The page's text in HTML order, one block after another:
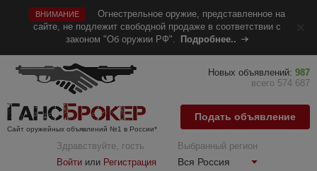
ВНИМАНИЕ
Огнестрельное оружие, представленное на
сайте, не подлежит свободной продаже в соответствии с
законом "Об оружии РФ".
Подробнее..
Сайт оружейных объявлений №1 в России*
Здравствуйте, гость
Войти или Регистрация
Выбранный регион
Вся Россия
Новых объявлений: 987
всего 574 687
Подать объявление